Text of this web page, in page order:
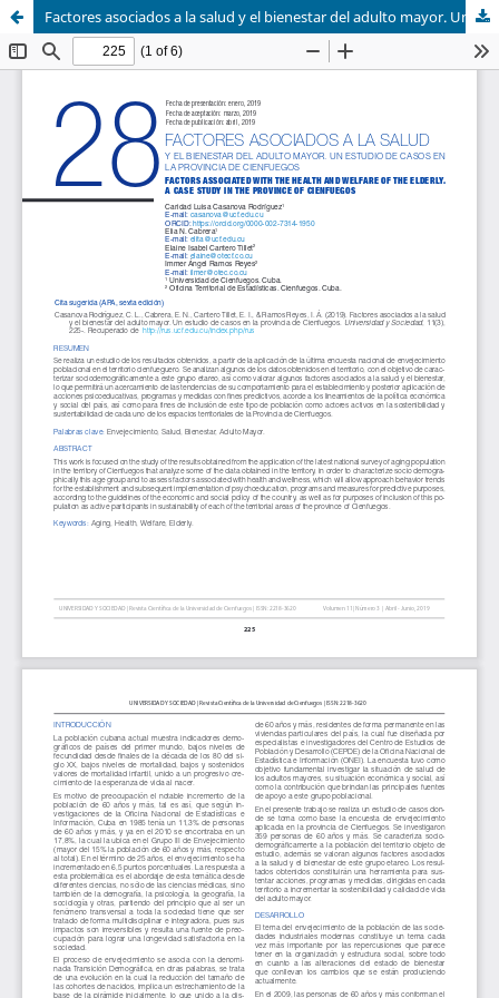
Factores asociados a la salud y el bienestar del adulto mayor. Un estudio de casos en la provincia de Cienfuegos